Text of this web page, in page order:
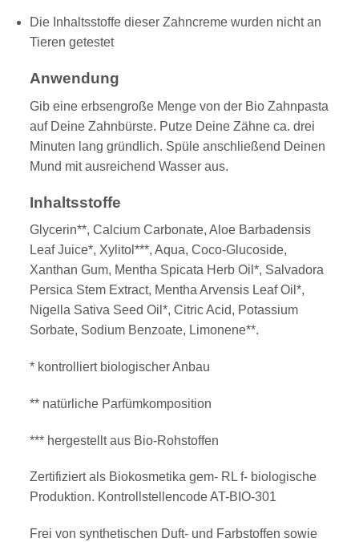
Die Inhaltsstoffe dieser Zahncreme wurden nicht an
Tieren getestet
Anwendung
Gib eine erbsengroße Menge von der Bio Zahnpasta
auf Deine Zahnbürste. Putze Deine Zähne ca. drei
Minuten lang gründlich. Spüle anschließend Deinen
Mund mit ausreichend Wasser aus.
Inhaltsstoffe
Glycerin**, Calcium Carbonate, Aloe Barbadensis
Leaf Juice*, Xylitol***, Aqua, Coco-Glucoside,
Xanthan Gum, Mentha Spicata Herb Oil*, Salvadora
Persica Stem Extract, Mentha Arvensis Leaf Oil*,
Nigella Sativa Seed Oil*, Citric Acid, Potassium
Sorbate, Sodium Benzoate, Limonene**.
* kontrolliert biologischer Anbau
** natürliche Parfümkomposition
*** hergestellt aus Bio-Rohstoffen
Zertifiziert als Biokosmetika gem- RL f- biologische
Produktion. Kontrollstellencode AT-BIO-301
Frei von synthetischen Duft- und Farbstoffen sowie